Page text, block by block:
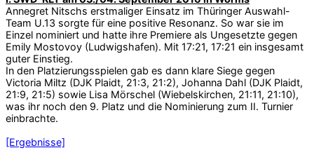
Annegret Nitschs erstmaliger Einsatz im Thüringer Auswahl-
Team U.13 sorgte für eine positive Resonanz. So war sie im
Einzel nominiert und hatte ihre Premiere als Ungesetzte gegen
Emily Mostovoy (Ludwigshafen). Mit 17:21, 17:21 ein insgesamt
guter Einstieg.
In den Platzierungsspielen gab es dann klare Siege gegen
Victoria Miltz (DJK Plaidt, 21:3, 21:2), Johanna Dahl (DJK Plaidt,
21:9, 21:5) sowie Lisa Mörschel (Wiebelskirchen, 21:11, 21:10),
was ihr noch den 9. Platz und die Nominierung zum II. Turnier
einbrachte.
[Ergebnisse]